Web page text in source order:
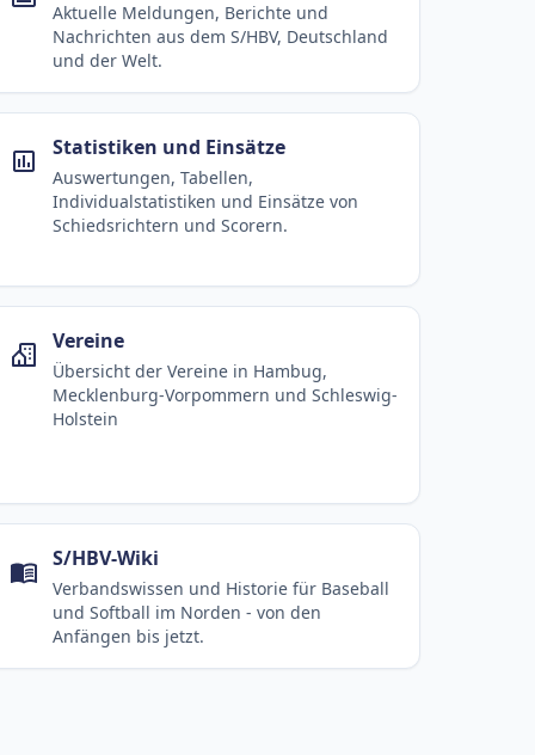
Aktuelle Meldungen, Berichte und
Nachrichten aus dem S/HBV, Deutschland
und der Welt.
Statistiken und Einsätze
Auswertungen, Tabellen,
Individualstatistiken und Einsätze von
Schiedsrichtern und Scorern.
Vereine
Übersicht der Vereine in Hambug,
Mecklenburg-Vorpommern und Schleswig-
Holstein
S/HBV-Wiki
Verbandswissen und Historie für Baseball
und Softball im Norden - von den
Anfängen bis jetzt.